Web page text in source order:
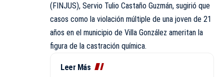
(FINJUS), Servio Tulio Castaño Guzmán, sugirió que
casos como la violación múltiple de una joven de 21
años en el municipio de Villa González ameritan la
figura de la castración química.
Leer Más